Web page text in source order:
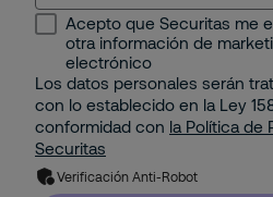
Minería e Hidrocarburos
Portuario
Property
Residencial
Seguridad Mobile
Seguridad Electrónica
Gestión Corporativa del
Solución de Seguridad:
Servicios con Tecnología
Acepto que Securitas me
otra información de
electrónico
Los datos personales serán
con lo establecido en la Ley
conformidad con la Política de
Securitas
Verificación Anti-Robot